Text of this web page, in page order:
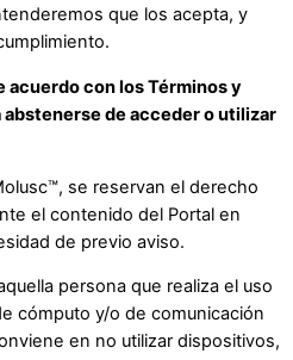
que los acepta, y
acuerdo con los Términos y
de acceder o utilizar
se reservan el derecho
el contenido del Portal en
de previo aviso.
persona que realiza el uso
cómputo y/o de comunicación
en no utilizar dispositivos,